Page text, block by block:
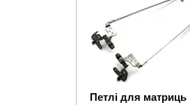
Петлі для матриць